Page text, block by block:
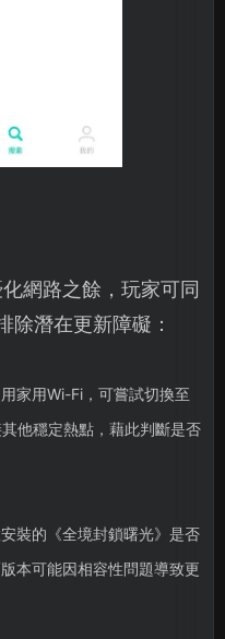
化網路之餘，玩家可同
除潛在更新障礙：
家用Wi-Fi，可嘗試切換至
他穩定熱點，藉此判斷是否
裝的《全境封鎖曙光》是否
本可能因相容性問題導致更